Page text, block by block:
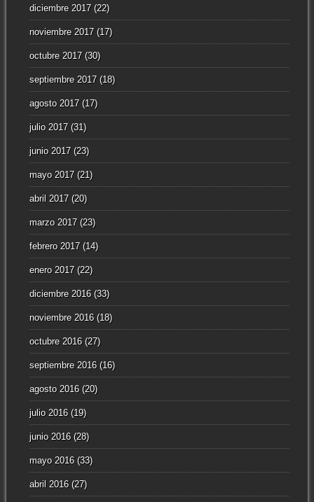
diciembre 2017(22)
noviembre 2017(17)
octubre 2017(30)
septiembre 2017(18)
agosto 2017(17)
julio 2017(31)
junio 2017(23)
mayo 2017(21)
abril 2017(20)
marzo 2017(23)
febrero 2017(14)
enero 2017(22)
diciembre 2016(33)
noviembre 2016(18)
octubre 2016(27)
septiembre 2016(16)
agosto 2016(20)
julio 2016(19)
junio 2016(28)
mayo 2016(33)
abril 2016(27)